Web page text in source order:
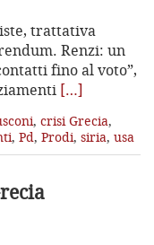
trattativa
Renzi: un
fino al voto”,
[…]
, crisi Grecia,
, Pd, Prodi, siria, usa